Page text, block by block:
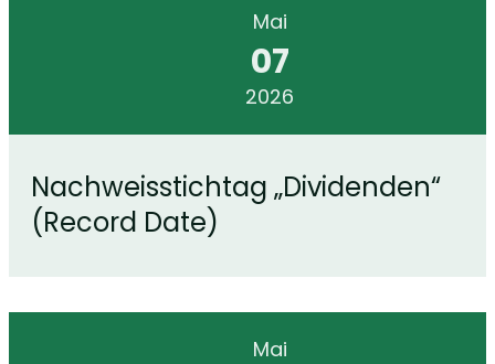
Mai
07
2026
Nachweisstichtag „Dividenden“
(Record Date)
Mai